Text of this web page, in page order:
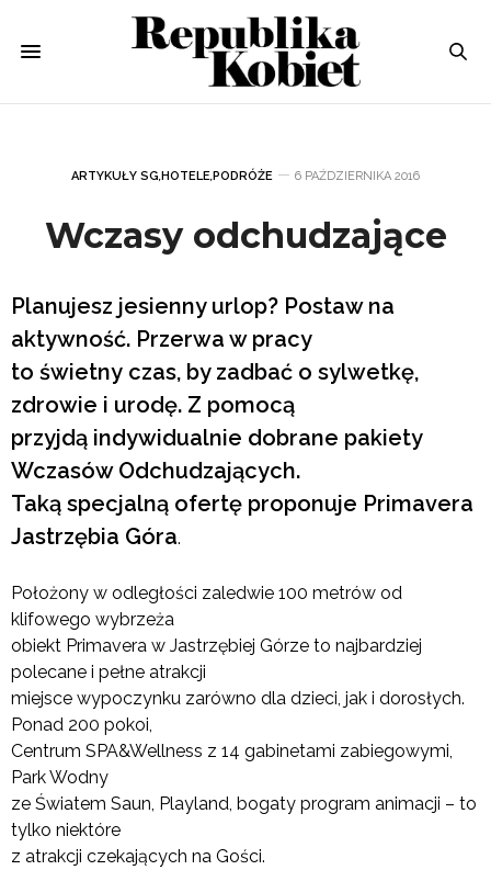
ARTYKUŁY SG,HOTELE,PODRÓŻE 6 PAŹDZIERNIKA 2016
Wczasy odchudzające
Planujesz jesienny urlop? Postaw na
aktywność. Przerwa w pracy
to świetny czas, by zadbać o sylwetkę,
zdrowie i urodę. Z pomocą
przyjdą indywidualnie dobrane pakiety
Wczasów Odchudzających.
Taką specjalną ofertę proponuje Primavera
Jastrzębia Góra.
Położony w odległości zaledwie 100 metrów od
klifowego wybrzeża
obiekt Primavera w Jastrzębiej Górze to najbardziej
polecane i pełne atrakcji
miejsce wypoczynku zarówno dla dzieci, jak i dorosłych.
Ponad 200 pokoi,
Centrum SPA&Wellness z 14 gabinetami zabiegowymi,
Park Wodny
ze Światem Saun, Playland, bogaty program animacji – to
tylko niektóre
z atrakcji czekających na Gości.